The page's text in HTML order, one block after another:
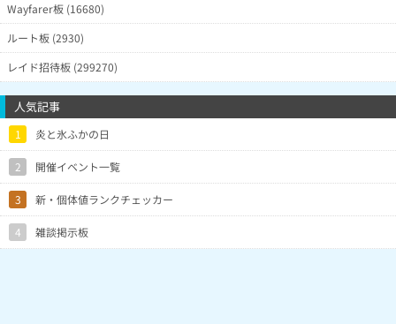
Wayfarer板 (16680)
ルート板 (2930)
レイド招待板 (299270)
人気記事
1 炎と氷ふかの日
2 開催イベント一覧
3 新・個体値ランクチェッカー
4 雑談掲示板